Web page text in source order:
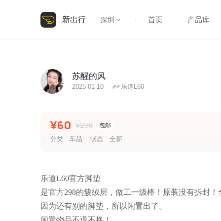
新出行 深圳 首页 产品库
苏醒的风
2025-01-10 乐道L60
¥60 ¥298 包邮
分类 车品 状态 全新
乐道L60官方脚垫
是官方298的簇绒层，做工一级棒！原装没有拆封
因为还有别的脚垫，所以闲置出了。